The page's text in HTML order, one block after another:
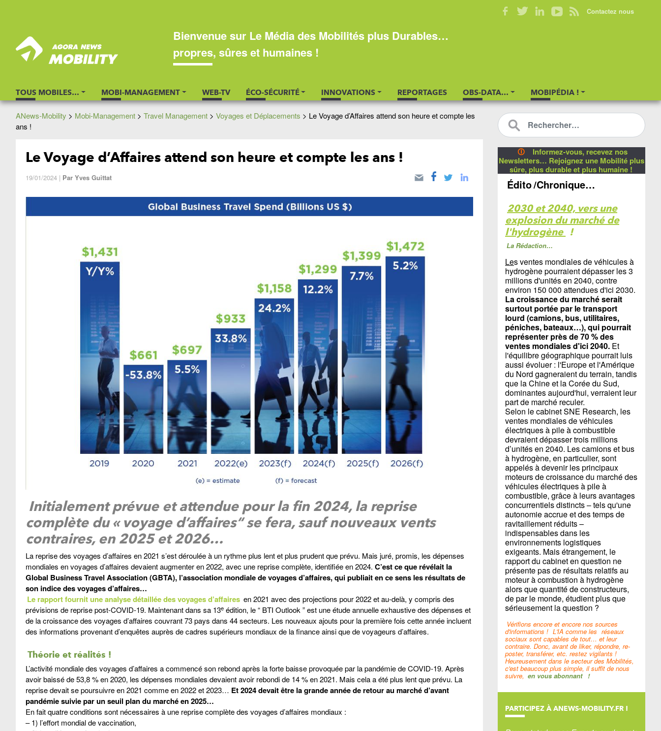
Bienvenue sur Le Média des Mobilités plus Durables…
propres, sûres et humaines !
TOUS MOBILES… MOBI-MANAGEMENT WEB-TV ÉCO-SÉCURITÉ INNOVATIONS REPORTAGES OBS-DATA… MOBIPÉDIA !
Contactez nous
ANews-Mobility > Mobi-Management > Travel Management > Voyages et Déplacements > Le Voyage d’Affaires attend son heure et compte les
ans !
Le Voyage d’Affaires attend son heure et compte les ans !
19/01/2024 | Par Yves Guittat
Initialement prévue et attendue pour la fin 2024, la reprise
complète du « voyage d’affaires“ se fera, sauf nouveaux vents
contraires, en 2025 et 2026…
La reprise des voyages d’affaires en 2021 s’est déroulée à un rythme plus lent et plus prudent que prévu. Mais juré, promis, les dépenses
mondiales en voyages d’affaires devaient augmenter en 2022, avec une reprise complète, identifiée en 2024. C’est ce que révélait la
Global Business Travel Association (GBTA), l’association mondiale de voyages d’affaires, qui publiait en ce sens les résultats de
son indice des voyages d’affaires…
Le rapport fournit une analyse détaillée des voyages d’affaires en 2021 avec des projections pour 2022 et au-delà, y compris des
prévisions de reprise post-COVID-19. Maintenant dans sa 13e édition, le “ BTI Outlook ” est une étude annuelle exhaustive des dépenses et
de la croissance des voyages d’affaires couvrant 73 pays dans 44 secteurs. Les nouveaux ajouts pour la première fois cette année incluent
des informations provenant d’enquêtes auprès de cadres supérieurs mondiaux de la finance ainsi que de voyageurs d’affaires.
Théorie et réalités !
L’activité mondiale des voyages d’affaires a commencé son rebond après la forte baisse provoquée par la pandémie de COVID-19. Après
avoir baissé de 53,8 % en 2020, les dépenses mondiales devaient avoir rebondi de 14 % en 2021. Mais cela a été plus lent que prévu. La
reprise devait se poursuivre en 2021 comme en 2022 et 2023… Et 2024 devait être la grande année de retour au marché d’avant
pandémie suivie par un seuil plan du marché en 2025…
En fait quatre conditions sont nécessaires à une reprise complète des voyages d’affaires mondiaux :
– 1) l’effort mondial de vaccination,
🛈
Informez-vous, recevez nos
Newsletters… Rejoignez une Mobilité plus
sûre, plus durable et plus humaine !
Édito/Chronique…
2030 et 2040, vers une
explosion du marché de
l'hydrogène !
La Rédaction…
Les ventes mondiales de véhicules à
hydrogène pourraient dépasser les 3
millions d'unités en 2040, contre
environ 150 000 attendues d'ici 2030.
La croissance du marché serait
surtout portée par le transport
lourd (camions, bus, utilitaires,
péniches, bateaux…), qui pourrait
représenter près de 70 % des
ventes mondiales d'ici 2040. Et
l'équilibre géographique pourrait luis
aussi évoluer : l'Europe et l'Amérique
du Nord gagneraient du terrain, tandis
que la Chine et la Corée du Sud,
dominantes aujourd'hui, verraient leur
part de marché reculer.
Selon le cabinet SNE Research, les
ventes mondiales de véhicules
électriques à pile à combustible
devraient dépasser trois millions
d’unités en 2040. Les camions et bus
à hydrogène, en particulier, sont
appelés à devenir les principaux
moteurs de croissance du marché des
véhicules électriques à pile à
combustible, grâce à leurs avantages
concurrentiels distincts – tels qu'une
autonomie accrue et des temps de
ravitaillement réduits –
indispensables dans les
environnements logistiques
exigeants. Mais étrangement, le
rapport du cabinet en question ne
présente pas de résultats relatifs au
moteur à combustion à hydrogène
alors que quantité de constructeurs,
de par le monde, étudient plus que
sérieusement la question ?
Vérifions encore et encore nos sources
d'informations ! L'IA comme les réseaux
sociaux sont capables de tout… et leur
contraire. Donc, avant de liker, répondre, re-
poster, transférer, etc. restez vigilants !
Heureusement dans le secteur des Mobilités,
c'est beaucoup plus simple, il suffit de nous
suivre, en vous abonnant !
PARTICIPEZ À ANEWS-MOBILITY.FR !